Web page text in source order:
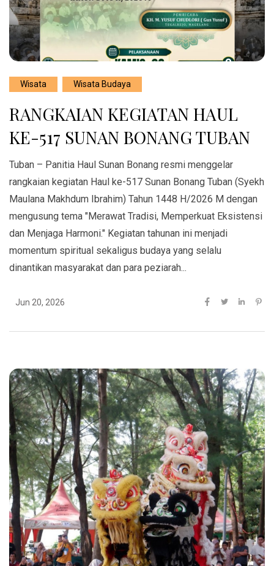
Wisata Wisata Budaya
RANGKAIAN KEGIATAN HAUL
KE-517 SUNAN BONANG TUBAN
Tuban – Panitia Haul Sunan Bonang resmi menggelar
rangkaian kegiatan Haul ke-517 Sunan Bonang Tuban (Syekh
Maulana Makhdum Ibrahim) Tahun 1448 H/2026 M dengan
mengusung tema "Merawat Tradisi, Memperkuat Eksistensi
dan Menjaga Harmoni." Kegiatan tahunan ini menjadi
momentum spiritual sekaligus budaya yang selalu
dinantikan masyarakat dan para peziarah...
Jun 20, 2026